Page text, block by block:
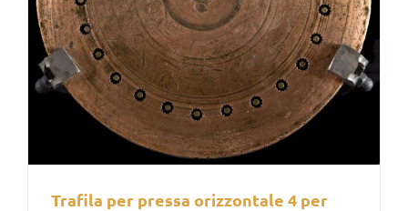
Trafila per pressa orizzontale 4 per